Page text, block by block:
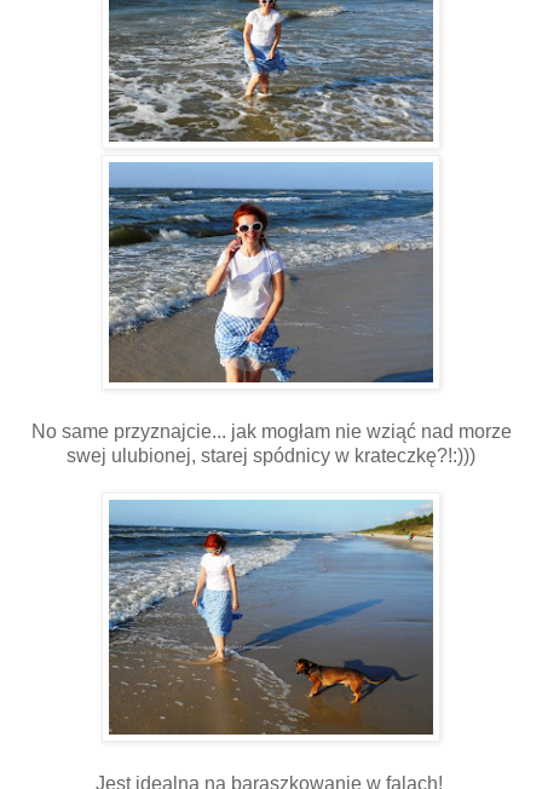
No same przyznajcie... jak mogłam nie wziąć nad morze
swej ulubionej, starej spódnicy w krateczkę?!:)))
Jest idealna na baraszkowanie w falach!